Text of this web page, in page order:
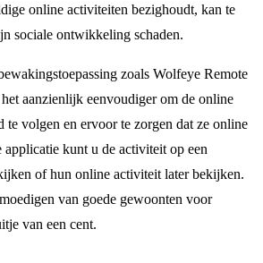
online activiteiten bezighoudt, kan te
sociale ontwikkeling schaden.
zoals Wolfeye Remote
aanzienlijk eenvoudiger om de online
volgen en ervoor te zorgen dat ze online
kunt u de activiteit op een
of hun online activiteit later bekijken.
van goede gewoonten voor
van een cent.